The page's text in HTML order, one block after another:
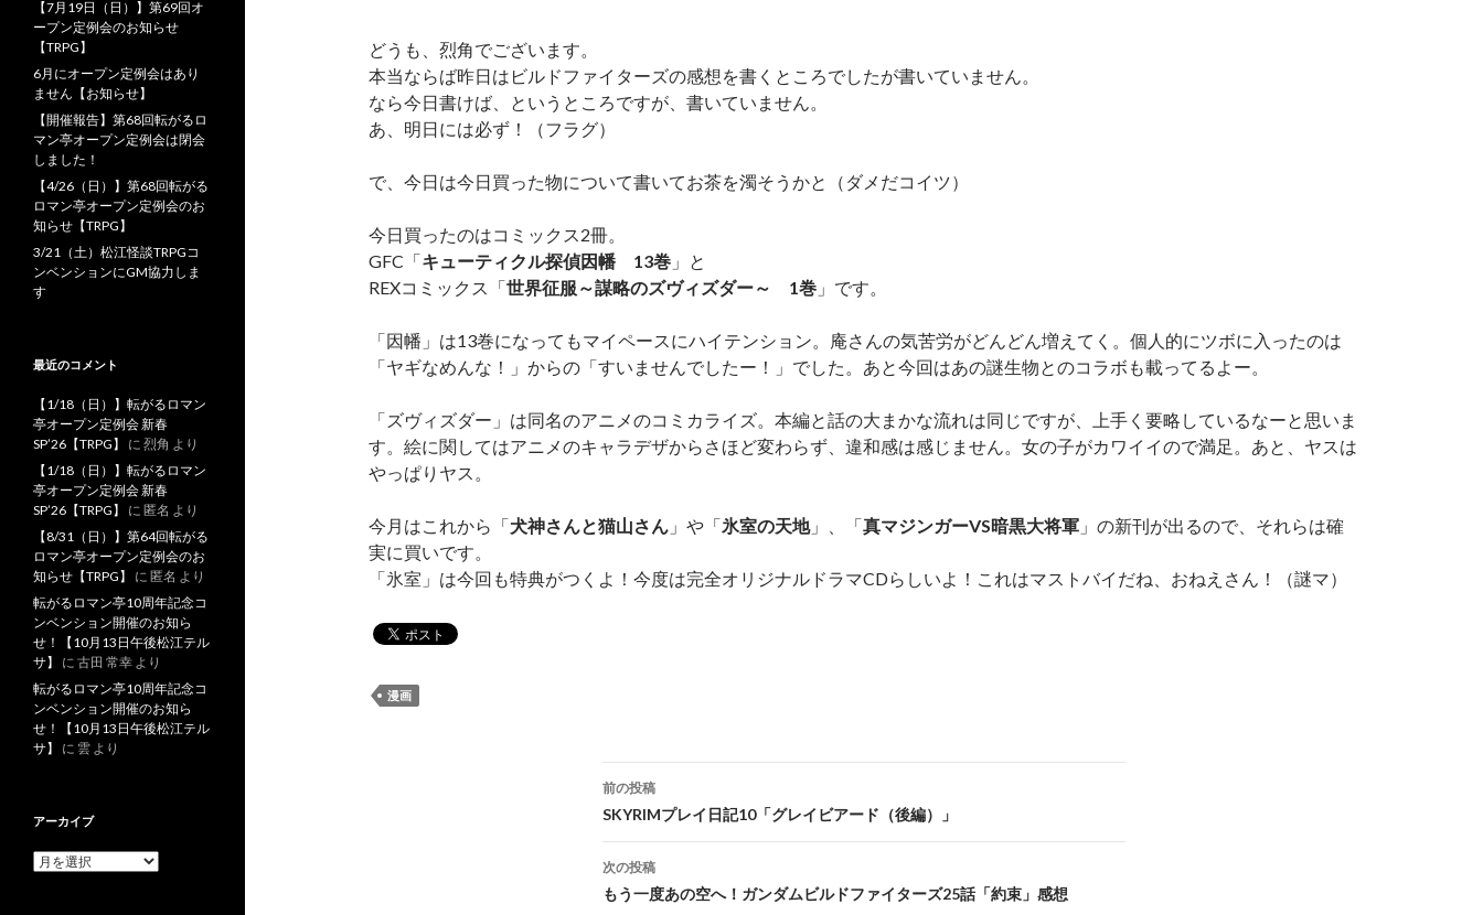
どうも、烈角でございます。
本当ならば昨日はビルドファイターズの感想を書くところでしたが書いていません。
なら今日書けば、というところですが、書いていません。
あ、明日には必ず！（フラグ）
で、今日は今日買った物について書いてお茶を濁そうかと（ダメだコイツ）
今日買ったのはコミックス2冊。
GFC「キューティクル探偵因幡 13巻 」と
REXコミックス「世界征服～謀略のズヴィズダー～ 1巻 」です。
「因幡」は13巻になってもマイペースにハイテンション。庵さんの気苦労がどんどん増えてく。個人的にツボに入ったのは
「ヤギなめんな！」からの「すいませんでしたー！」でした。あと今回はあの謎生物とのコラボも載ってるよー。
「ズヴィズダー」は同名のアニメのコミカライズ。本編と話の大まかな流れは同じですが、上手く要略しているなーと思いま
す。絵に関してはアニメのキャラデザからさほど変わらず、違和感は感じません。女の子がカワイイので満足。あと、ヤスは
やっぱりヤス。
今月はこれから「犬神さんと猫山さん 」や「氷室の天地」、「真マジンガーVS暗黒大将軍 」の新刊が出るので、それらは確
実に買いです。
「氷室」は今回も特典がつくよ！今度は完全オリジナルドラマCDらしいよ！これはマストバイだね、おねえさん！（謎マ）
漫画
投
稿
ナ
ビ
前の投稿
SKYRIMプレイ日記10「グレイビアード（後編）」
次の投稿
もう一度あの空へ！ガンダムビルドファイターズ25話「約束」感想
【7月19日（日）】第69回オ
ープン定例会のお知らせ
【TRPG】
6月にオープン定例会はあり
ません【お知らせ】
【開催報告】第68回転がるロ
マン亭オープン定例会は閉会
しました！
【4/26（日）】第68回転がる
ロマン亭オープン定例会のお
知らせ【TRPG】
3/21（土）松江怪談TRPGコ
ンベンションにGM協力しま
す
最近のコメント
【1/18（日）】転がるロマン
亭オープン定例会 新春
SP’26【TRPG】
に 烈角 より
【1/18（日）】転がるロマン
亭オープン定例会 新春
SP’26【TRPG】
に 匿名 より
【8/31（日）】第64回転がる
ロマン亭オープン定例会のお
知らせ【TRPG】
に 匿名 より
転がるロマン亭10周年記念コ
ンベンション開催のお知ら
せ！【10月13日午後松江テル
サ】
に 古田 常幸 より
転がるロマン亭10周年記念コ
ンベンション開催のお知ら
せ！【10月13日午後松江テル
サ】
に 雲 より
アーカイブ
ア